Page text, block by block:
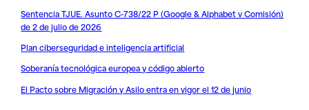
Sentencia TJUE. Asunto C-738/22 P (Google & Alphabet v Comisión)
de 2 de julio de 2026
Plan ciberseguridad e inteligencia artificial
Soberanía tecnológica europea y código abierto
El Pacto sobre Migración y Asilo entra en vigor el 12 de junio